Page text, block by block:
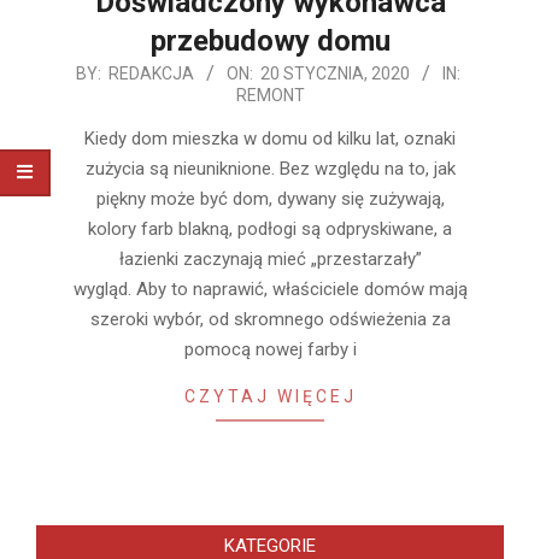
przebudowy domu
2020-
20
BY: REDAKCJA ON: 20 STYCZNIA, 2020
IN:
REMONT
Kiedy dom mieszka w domu od kilku lat, oznaki
zużycia są nieuniknione. Bez względu na to, jak
piękny może być dom, dywany się zużywają,
kolory farb blakną, podłogi są odpryskiwane, a
łazienki zaczynają mieć „przestarzały”
wygląd. Aby to naprawić, właściciele domów mają
szeroki wybór, od skromnego odświeżenia za
pomocą nowej farby i
CZYTAJ WIĘCEJ
KATEGORIE